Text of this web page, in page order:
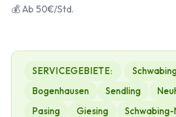
💰 Ab 50€/Std.
SERVICEGEBIETE:
Bogenhausen
Sendling
Pasing
Giesing